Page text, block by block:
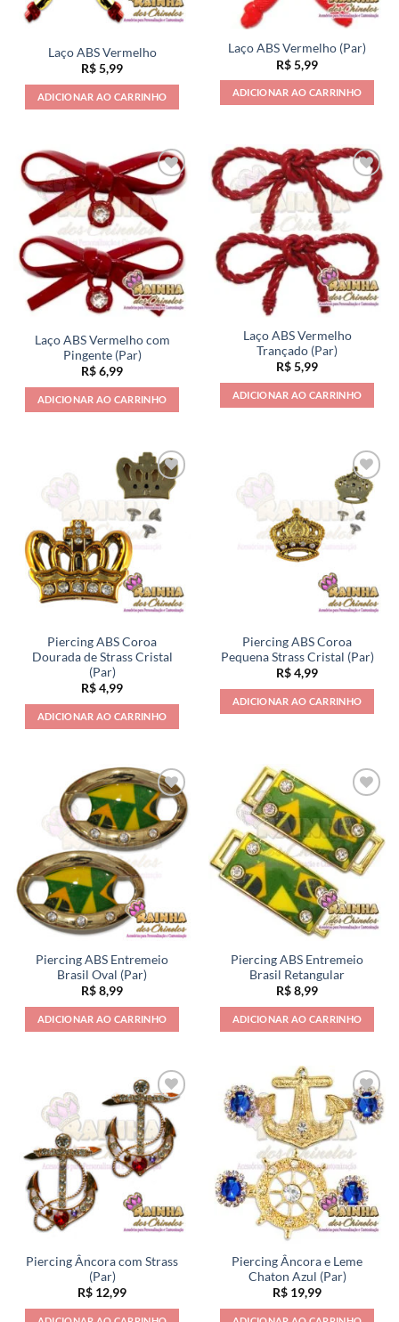
Laço ABS Vermelho
R$5,99
ADICIONAR AO CARRINHO
Laço ABS Vermelho (Par)
R$5,99
ADICIONAR AO CARRINHO
Laço ABS Vermelho com
Pingente (Par)
R$6,99
ADICIONAR AO CARRINHO
Laço ABS Vermelho
Trançado (Par)
R$5,99
ADICIONAR AO CARRINHO
Piercing ABS Coroa
Dourada de Strass Cristal
(Par)
R$4,99
ADICIONAR AO CARRINHO
Piercing ABS Coroa
Pequena Strass Cristal (Par)
R$4,99
ADICIONAR AO CARRINHO
Piercing ABS Entremeio
Brasil Oval (Par)
R$8,99
ADICIONAR AO CARRINHO
Piercing ABS Entremeio
Brasil Retangular
R$8,99
ADICIONAR AO CARRINHO
Piercing Âncora com Strass
(Par)
R$ 12,99
Piercing Âncora e Leme
Chaton Azul (Par)
R$ 19,99